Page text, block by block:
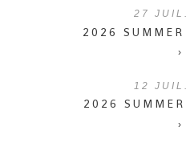
27
2026
›
12
2026 SUMMER
›